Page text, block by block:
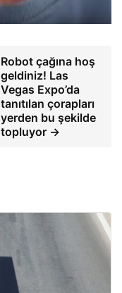
Robot çağına hoş
geldiniz! Las
Vegas Expo’da
tanıtılan çorapları
yerden bu şekilde
topluyor →